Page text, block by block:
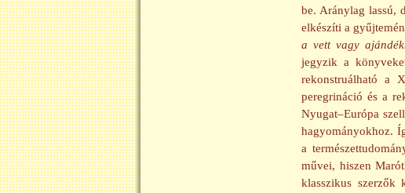
be. Aránylag lassú,
elkészíti a
a vett vagy
jegyzik a
rekonstruálható a
peregrináció és a
Nyugat–Európa
hagyományokhoz.
a
művei, hiszen
klasszikus szerzők